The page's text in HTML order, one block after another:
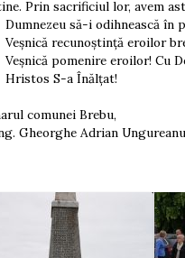
Prin sacrificiul lor, avem
să-i odihnească în
recunoștință eroilor
pomenire eroilor! Cu
S-a Înălțat!
comunei Brebu,
Gheorghe Adrian Ungureanu